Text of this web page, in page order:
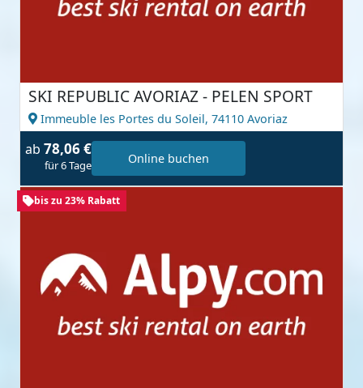
SKI REPUBLIC AVORIAZ - PELEN SPORT
Immeuble les Portes du Soleil, 74110 Avoriaz
ab 78,06 €
für 6 Tage Online buchen
bis zu 23% Rabatt